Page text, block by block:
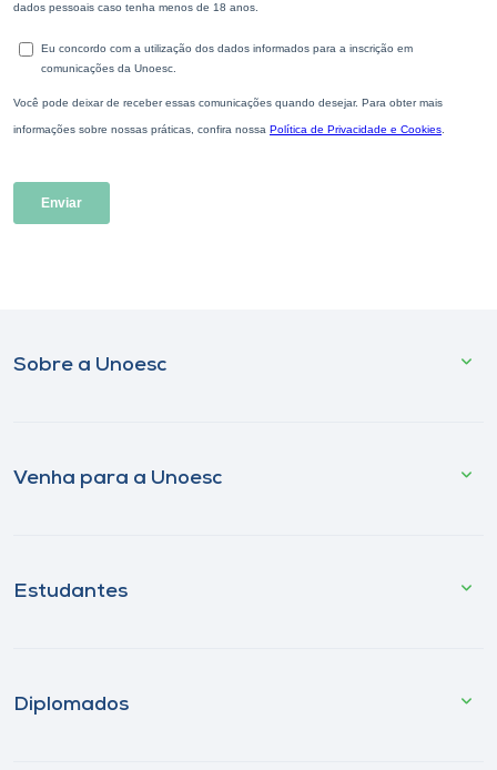
Sobre a Unoesc
Venha para a Unoesc
Estudantes
Diplomados